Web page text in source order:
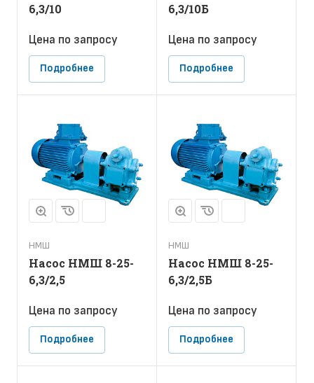
6,3/10
Цена по запросу
Подробнее
6,3/10Б
Цена по запросу
Подробнее
НМШ
Насос НМШ 8-25-
6,3/2,5
Цена по запросу
Подробнее
НМШ
Насос НМШ 8-25-
6,3/2,5Б
Цена по запросу
Подробнее